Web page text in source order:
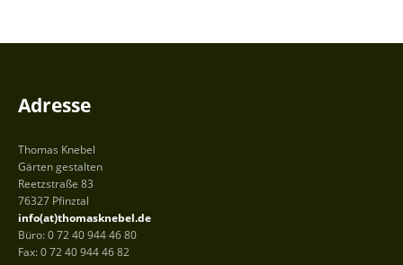
Adresse
Thomas Knebel
Gärten gestalten
Reetzstraße 83
76327 Pfinztal
info(at)thomasknebel.de
Büro: 0 72 40 944 46 80
Fax: 0 72 40 944 46 82